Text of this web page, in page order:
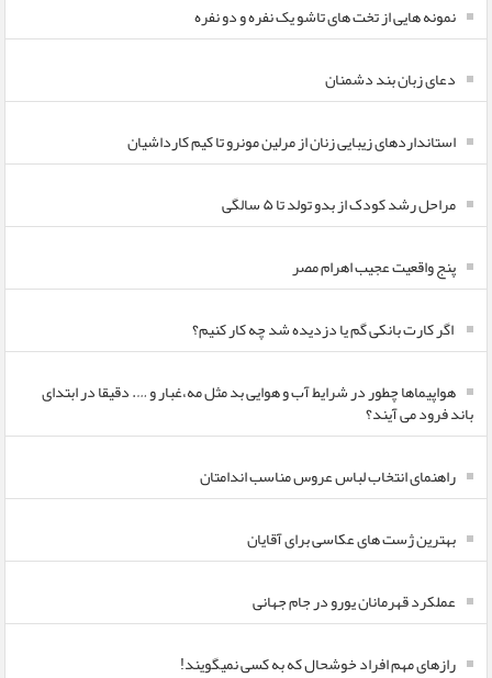
نمونه هایی از تخت های تاشو یک نفره و دو نفره
دعای زبان بند دشمنان
استانداردهای زیبایی زنان از مرلین مونرو تا کیم کارداشیان
مراحل رشد کودک از بدو تولد تا ۵ سالگی
پنج واقعیت عجیب اهرام مصر
اگر کارت بانکی گم یا دزدیده شد چه کار کنیم؟
هواپیماها چطور در شرایط آب و هوایی بد مثل مه،غبار و …. دقیقا در ابتدای
باند فرود می آیند؟
راهنمای انتخاب لباس عروس مناسب اندامتان
بهترین ژست های عکاسی برای آقایان
عملکرد قهرمانان یورو در جام جهانی
رازهای مهم افراد خوشحال که به کسی نمیگویند!